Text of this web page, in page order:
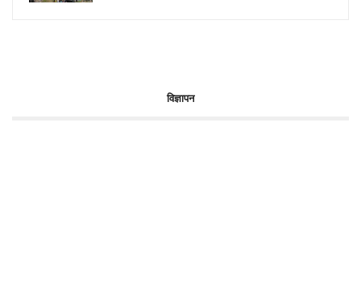
विज्ञापन